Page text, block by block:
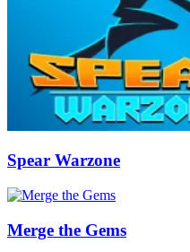
Spear Warzone
Merge the Gems